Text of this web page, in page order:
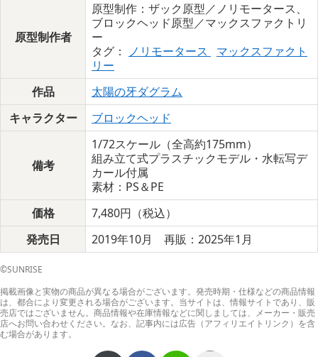
原型制作者
原型制作：ザック原型／ノリモータース、
ブロックヘッド原型／マックスファクトリ
ー
タグ：
ノリモータース
マックスファクト
リー
作品
太陽の牙ダグラム
キャラクター
ブロックヘッド
備考
1/72スケール（全高約175mm）
組み立て式プラスチックモデル・水転写デ
カール付属
素材：PS＆PE
価格
7,480円（税込）
発売日
2019年10月 再販：2025年1月
©SUNRISE
掲載画像と実物の商品が異なる場合がございます。発売時期・仕様などの商品情報
は、都合により変更される場合がございます。当サイトは、情報サイトであり、販
売店ではございません。商品情報や在庫情報などに関しましては、メーカー・販売
店へお問い合わせください。なお、記事内には広告（アフィリエイトリンク）を含
む場合があります。